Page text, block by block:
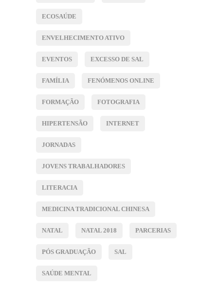
ECOSAÚDE
ENVELHECIMENTO ATIVO
EVENTOS EXCESSO DE SAL
FAMÍLIA FENÓMENOS ONLINE
FORMAÇÃO FOTOGRAFIA
HIPERTENSÃO INTERNET
JORNADAS
JOVENS TRABALHADORES
LITERACIA
MEDICINA TRADICIONAL CHINESA
NATAL NATAL 2018 PARCERIAS
PÓS GRADUAÇÃO SAL
SAÚDE MENTAL